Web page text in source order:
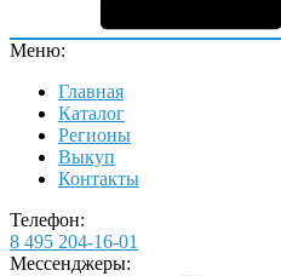
Меню:
Главная
Каталог
Регионы
Выкуп
Контакты
Телефон:
8 495 204-16-01
Мессенджеры: